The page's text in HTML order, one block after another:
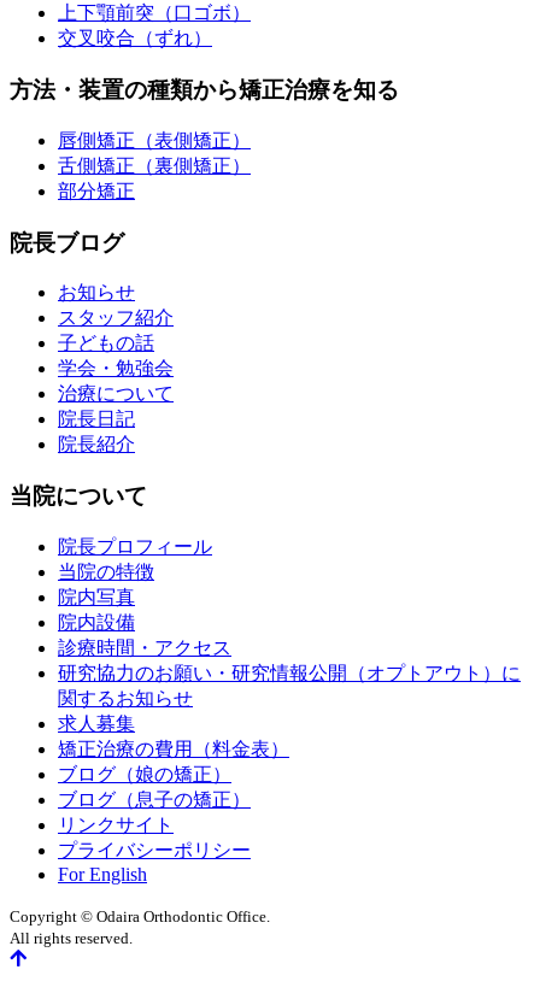
上下顎前突（口ゴボ）
交叉咬合（ずれ）
方法・装置の種類から矯正治療を知る
唇側矯正（表側矯正）
舌側矯正（裏側矯正）
部分矯正
院長ブログ
お知らせ
スタッフ紹介
子どもの話
学会・勉強会
治療について
院長日記
院長紹介
当院について
院長プロフィール
当院の特徴
院内写真
院内設備
診療時間・アクセス
研究協力のお願い・研究情報公開（オプトアウト）に
関するお知らせ
求人募集
矯正治療の費用（料金表）
ブログ（娘の矯正）
ブログ（息子の矯正）
リンクサイト
プライバシーポリシー
For English
Copyright © Odaira Orthodontic Office.
All rights reserved.